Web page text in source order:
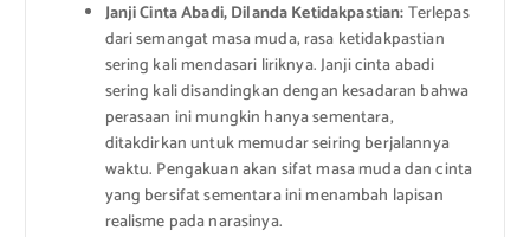
Janji Cinta Abadi, Dilanda Ketidakpastian:Terlepas
dari semangat masa muda, rasa ketidakpastian
sering kali mendasari liriknya. Janji cinta abadi
sering kali disandingkan dengan kesadaran bahwa
perasaan ini mungkin hanya sementara,
ditakdirkan untuk memudar seiring berjalannya
waktu. Pengakuan akan sifat masa muda dan cinta
yang bersifat sementara ini menambah lapisan
realisme pada narasinya.